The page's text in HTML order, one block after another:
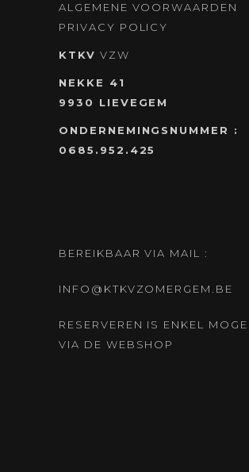
ALGEMENE VOORWAARDEN
PRIVACY POLICY
KTKV VZW
NEKKE 41
9930 LIEVEGEM
ONDERNEMINGSNUMMER :
0685.952.425
BEREIKBAAR VIA MAIL :
INFO@KTKVZOMERGEM.BE
RESERVEREN IS ENKEL
VIA DE WEBSHOP